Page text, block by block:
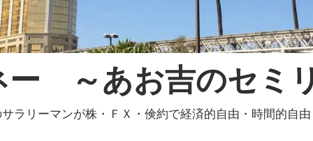
ー ～あお吉のセミ
で経済的自由・時間的自由・精神的